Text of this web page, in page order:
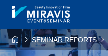
SEMINAR REPORTS